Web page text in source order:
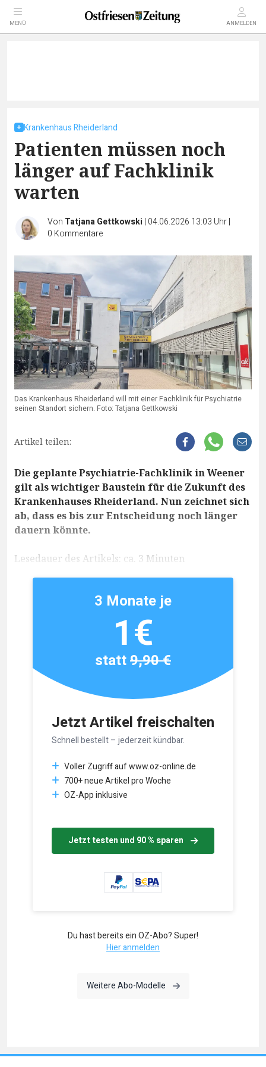
MENÜ ANMELDEN
Krankenhaus Rheiderland
Patienten müssen noch
länger auf Fachklinik
warten
Von Tatjana Gettkowski | 04.06.2026 13:03 Uhr|
0 Kommentare
Das Krankenhaus Rheiderland will mit einer Fachklinik für Psychiatrie
seinen Standort sichern. Foto: Tatjana Gettkowski
Artikel teilen:
Die geplante Psychiatrie-Fachklinik in Weener
gilt als wichtiger Baustein für die Zukunft des
Krankenhauses Rheiderland. Nun zeichnet sich
ab, dass es bis zur Entscheidung noch länger
dauern könnte.
Lesedauer des Artikels: ca. 3 Minuten
Jetzt Artikel freischalten
Schnell bestellt – jederzeit kündbar.
Voller Zugriff auf www.oz-online.de
700+ neue Artikel pro Woche
OZ-App inklusive
Jetzt testen und 90 % sparen
3 Monate je
1€
statt9,90 €
Du hast bereits ein OZ-Abo? Super!
Hier anmelden
Weitere Abo-Modelle